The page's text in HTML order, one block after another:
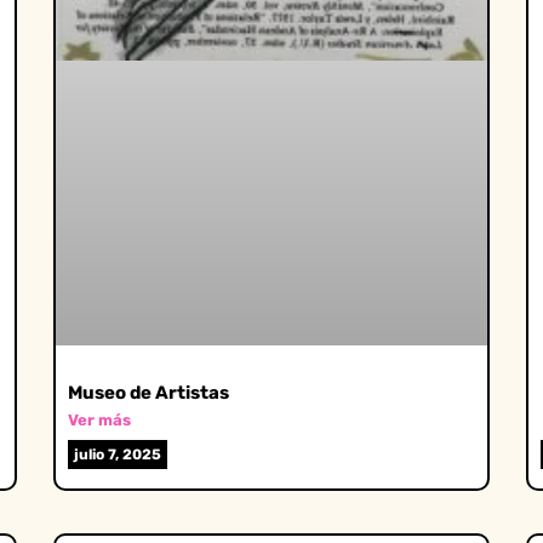
Museo de Artistas
Ver más
julio 7, 2025